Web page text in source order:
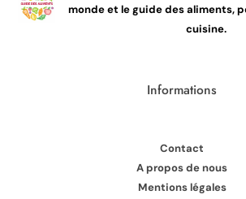
monde et le guide des aliments,
cuisine.
Informations
Contact
A propos de nous
Mentions légales